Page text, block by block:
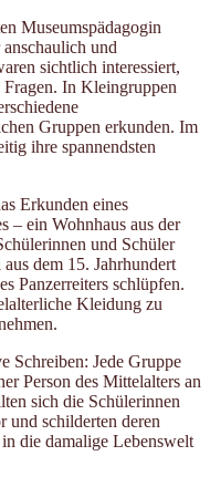
Museumspädagogin
und
sichtlich interessiert,
In Kleingruppen
Gruppen erkunden. Im
ihre spannendsten
Erkunden eines
– ein Wohnhaus aus der
und Schüler
dem 15. Jahrhundert
Panzerreiters schlüpfen.
Kleidung zu
Schreiben: Jede Gruppe
Person des Mittelalters an
sich die Schülerinnen
und schilderten deren
die damalige Lebenswelt